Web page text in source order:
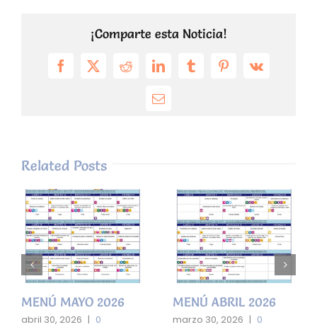
¡Comparte esta Noticia!
Facebook
X RedditLinkedInTumblrPinterest
Vk
Email
Related Posts
MENÚ MAYO 2026
abril 30, 2026 | 0
MENÚ ABRIL 2026
marzo 30, 2026 | 0